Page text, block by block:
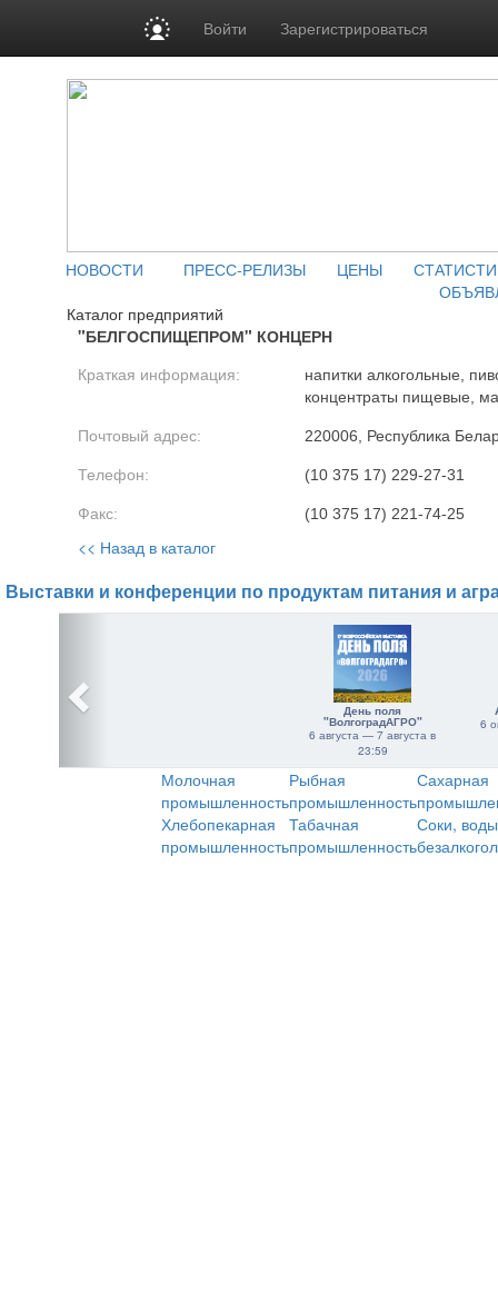
Войти Зарегистрироваться
НОВОСТИ ПРЕСС-РЕЛИЗЫ ЦЕНЫ
Каталог предприятий
"БЕЛГОСПИЩЕПРОМ" КОНЦЕРН
Краткая информация:
напитки алкогольные,
концентраты пищевые,
Почтовый адрес: 220006, Республика
Телефон: (10 375 17) 229-27-31
Факс: (10 375 17) 221-74-25
<< Назад в каталог
Выставки и конференции по продуктам питания и
День поля
"ВолгоградАГРО"
6 августа — 7 августа в
23:59
6
Молочная
промышленность
Рыбная
промышленность
Сахарная
Хлебопекарная
промышленность
Табачная
промышленность
Соки,